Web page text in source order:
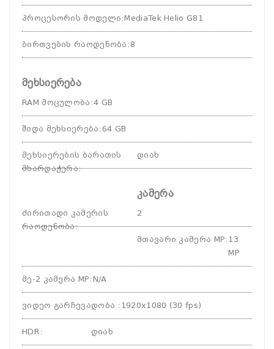
პროცესორის მოდელი:MediaTek Helio G81
ბირთვების რაოდენობა : 8
მეხსიერება
RAM მოცულობა :4 GB
შიდა მეხსიერება :64 GB
მეხსიერების ბარათის
მხარდაჭერა:
დიახ
კამერა
ძირითადი კამერის
რაოდენობა:
2
მთავარი კამერა MP: 13
MP
მე-2 კამერა MP: N/A
ვიდეო გარჩევადობა : 1920x1080 (30 fps)
HDR: დიახ